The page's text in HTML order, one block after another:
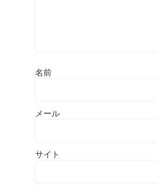
名前
メール
サイト